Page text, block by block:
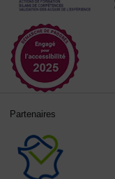
Partenaires